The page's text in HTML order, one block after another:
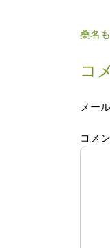
投
稿
ナ
ビ
桑名
コ
メー
コメ